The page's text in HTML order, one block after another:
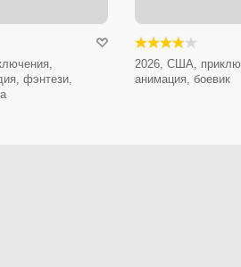
фэнтези,
2026, США,
анимация, боевик